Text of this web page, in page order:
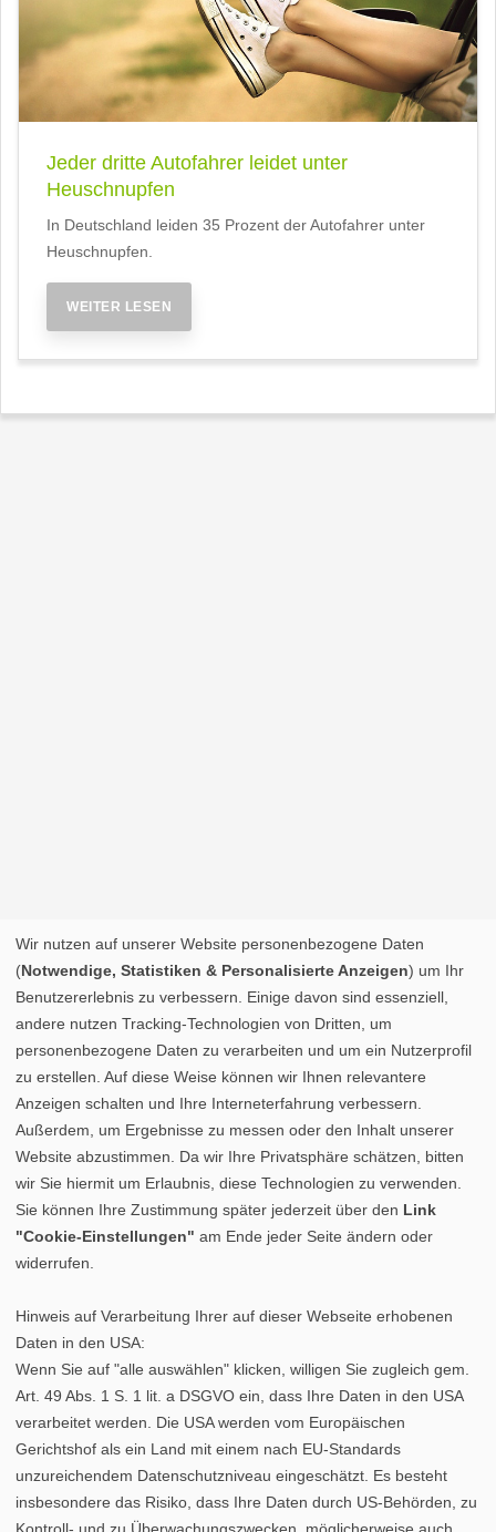
Jeder dritte Autofahrer leidet unter
Heuschnupfen
In Deutschland leiden 35 Prozent der Autofahrer unter
Heuschnupfen.
WEITER LESEN
Wir nutzen auf unserer Website personenbezogene Daten
(Notwendige, Statistiken & Personalisierte Anzeigen) um Ihr
Benutzererlebnis zu verbessern. Einige davon sind essenziell,
andere nutzen Tracking-Technologien von Dritten, um
personenbezogene Daten zu verarbeiten und um ein Nutzerprofil
zu erstellen. Auf diese Weise können wir Ihnen relevantere
Anzeigen schalten und Ihre Interneterfahrung verbessern.
Außerdem, um Ergebnisse zu messen oder den Inhalt unserer
Website abzustimmen. Da wir Ihre Privatsphäre schätzen, bitten
wir Sie hiermit um Erlaubnis, diese Technologien zu verwenden.
Sie können Ihre Zustimmung später jederzeit über den Link
"Cookie-Einstellungen" am Ende jeder Seite ändern oder
widerrufen.
Hinweis auf Verarbeitung Ihrer auf dieser Webseite erhobenen
Daten in den USA:
Wenn Sie auf "alle auswählen" klicken, willigen Sie zugleich gem.
Art. 49 Abs. 1 S. 1 lit. a DSGVO ein, dass Ihre Daten in den USA
verarbeitet werden. Die USA werden vom Europäischen
Gerichtshof als ein Land mit einem nach EU-Standards
unzureichendem Datenschutzniveau eingeschätzt. Es besteht
insbesondere das Risiko, dass Ihre Daten durch US-Behörden, zu